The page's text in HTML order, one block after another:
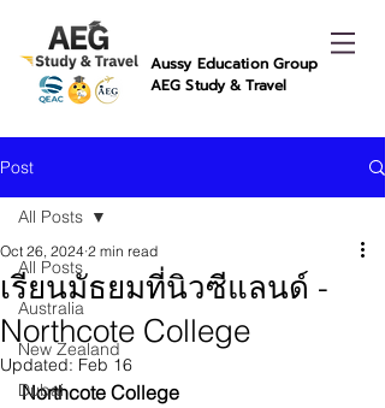
Aussy Education Group
AEG Study & Travel
Post
All Posts
Australia
New Zealand
Dubai
All Posts
เรียนมัธยมที่นิวซีแลนด์ -
Northcote College
Oct 26, 2024 2 min read
Updated: Feb 16
Northcote College